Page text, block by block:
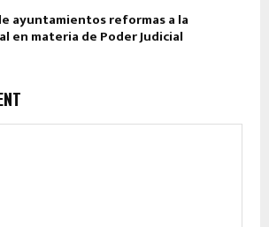
ayuntamientos reformas a la
en materia de Poder Judicial